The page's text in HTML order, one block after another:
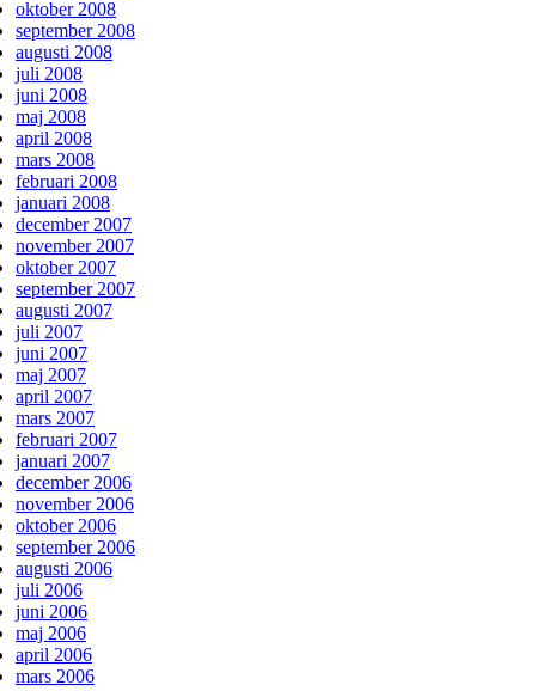
oktober 2008
september 2008
augusti 2008
juli 2008
juni 2008
maj 2008
april 2008
mars 2008
februari 2008
januari 2008
december 2007
november 2007
oktober 2007
september 2007
augusti 2007
juli 2007
juni 2007
maj 2007
april 2007
mars 2007
februari 2007
januari 2007
december 2006
november 2006
oktober 2006
september 2006
augusti 2006
juli 2006
juni 2006
maj 2006
april 2006
mars 2006